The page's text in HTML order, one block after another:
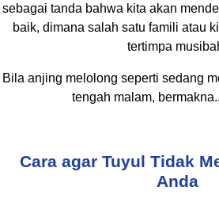
sebagai tanda bahwa kita akan
baik, dimana salah satu famili atau
tertimpa
Bila anjing melolong seperti sedang
tengah malam,
Cara agar Tuyul Tidak
Anda